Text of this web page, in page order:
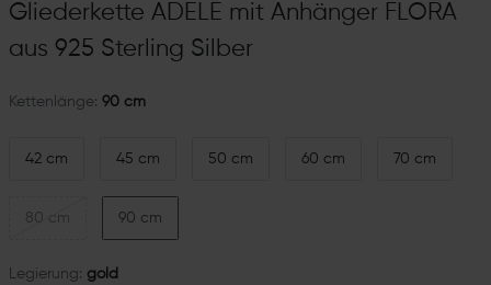
Gliederkette ADELE mit Anhänger FLORA
aus 925 Sterling Silber
Kettenlänge: 90 cm
42 cm 45 cm 50 cm 60 cm 70 cm
80 cm 90 cm
Legierung: gold